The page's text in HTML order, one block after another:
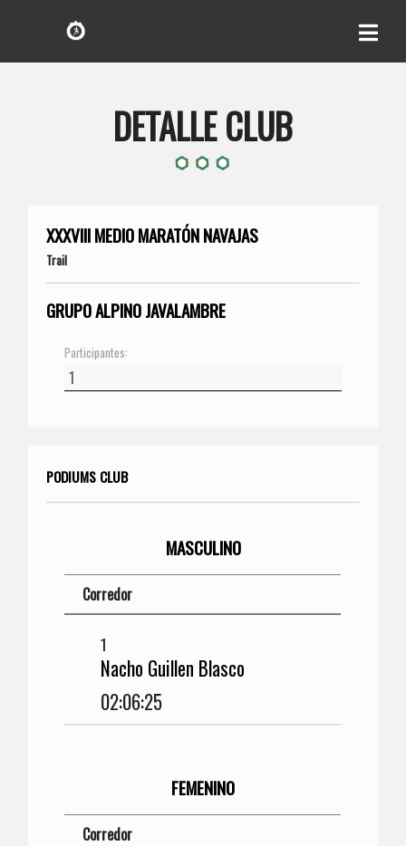
DETALLE CLUB
XXXVIII MEDIO MARATÓN NAVAJAS
Trail
GRUPO ALPINO JAVALAMBRE
Participantes:
PODIUMS CLUB
MASCULINO
Corredor
1
Nacho Guillen Blasco
02:06:25
FEMENINO
Corredor